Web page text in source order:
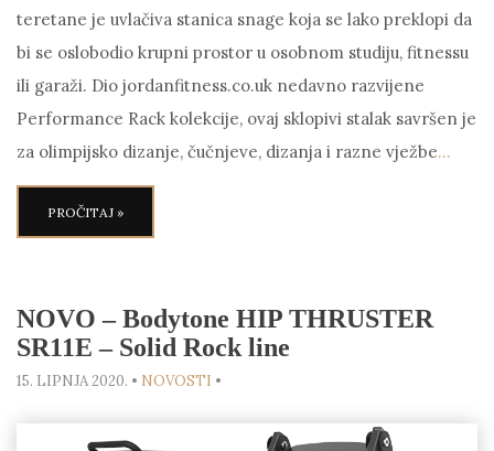
teretane je uvlačiva stanica snage koja se lako preklopi da
bi se oslobodio krupni prostor u osobnom studiju, fitnessu
ili garaži. Dio jordanfitness.co.uk nedavno razvijene
Performance Rack kolekcije, ovaj sklopivi stalak savršen je
za olimpijsko dizanje, čučnjeve, dizanja i razne vježbe…
PROČITAJ »
NOVO – Bodytone HIP THRUSTER
SR11E – Solid Rock line
15. LIPNJA 2020. • NOVOSTI •